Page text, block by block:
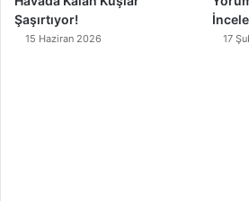
Şaşırtıyor!
15 Haziran 2026 17